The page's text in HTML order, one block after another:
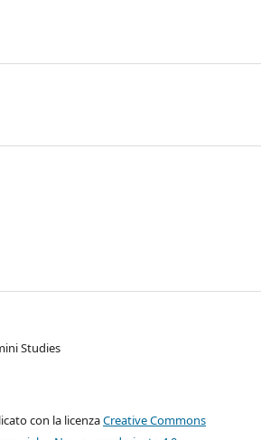
Studies
con la licenzaCreative Commons